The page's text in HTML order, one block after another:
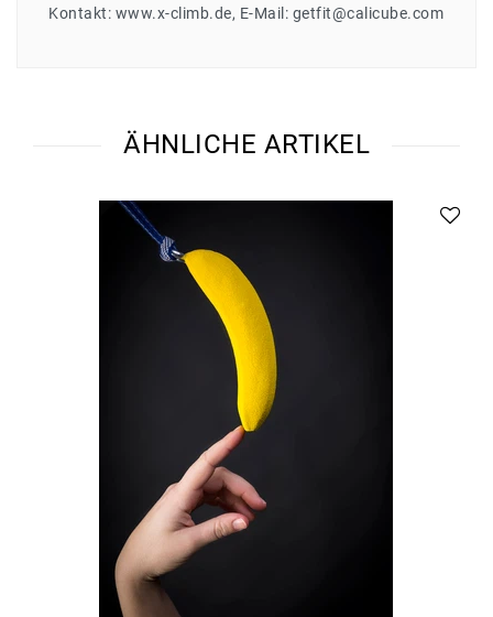
Kontakt: www.x-climb.de E-Mail: getfit@calicube.com
ÄHNLICHE ARTIKEL